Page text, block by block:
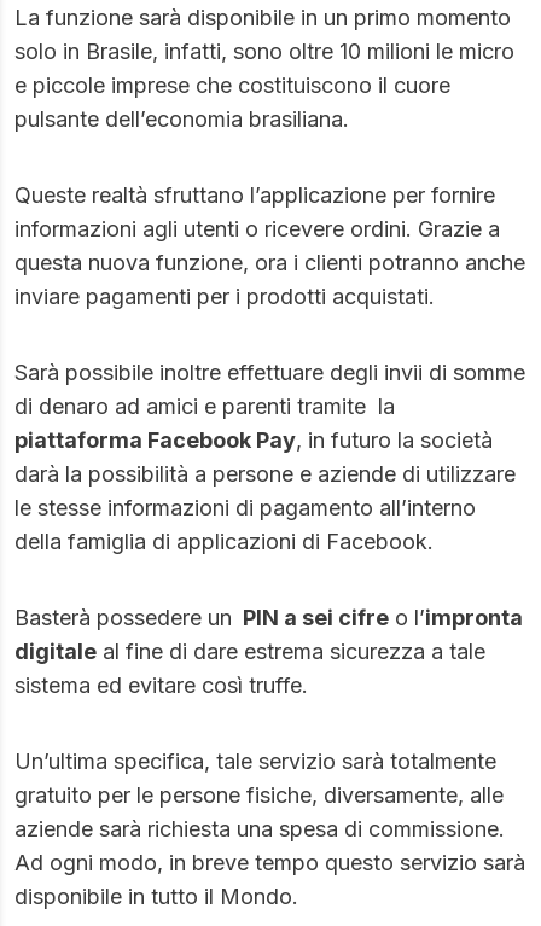
La funzione sarà disponibile in un primo momento
solo in Brasile, infatti, sono oltre 10 milioni le micro
e piccole imprese che costituiscono il cuore
pulsante dell’economia brasiliana.
Queste realtà sfruttano l’applicazione per fornire
informazioni agli utenti o ricevere ordini. Grazie a
questa nuova funzione, ora i clienti potranno anche
inviare pagamenti per i prodotti acquistati.
Sarà possibile inoltre effettuare degli invii di somme
di denaro ad amici e parenti tramite la
piattaforma Facebook Pay, in futuro la società
darà la possibilità a persone e aziende di utilizzare
le stesse informazioni di pagamento all’interno
della famiglia di applicazioni di Facebook.
Basterà possedere un PIN a sei cifre o l’impronta
digitale al fine di dare estrema sicurezza a tale
sistema ed evitare così truffe.
Un’ultima specifica, tale servizio sarà totalmente
gratuito per le persone fisiche, diversamente, alle
aziende sarà richiesta una spesa di commissione.
Ad ogni modo, in breve tempo questo servizio sarà
disponibile in tutto il Mondo.